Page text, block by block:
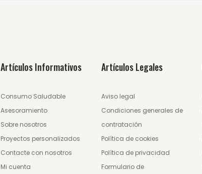
Artículos Informativos
Consumo Saludable
Asesoramiento
Sobre nosotros
Proyectos personalizados
Contacte con nosotros
Mi cuenta
Artículos Legales
Aviso legal
Condiciones generales de
contratación
Política de cookies
Política de privacidad
Formulario de